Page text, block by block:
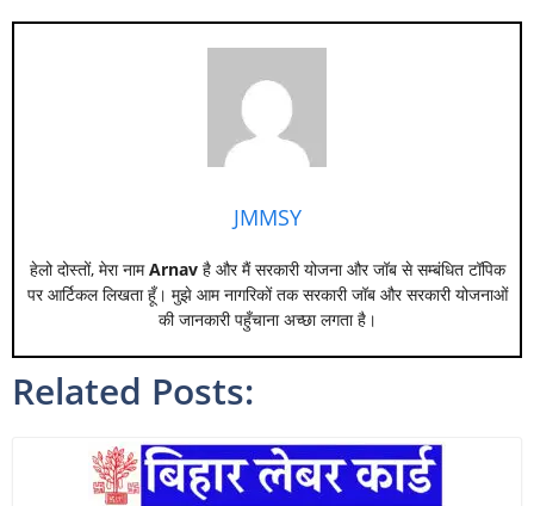
JMMSY
हेलो दोस्तों, मेरा नामArnavहै और मैं सरकारी योजना और जॉब से सम्बंधित टॉपिक
पर आर्टिकल लिखता हूँ। मुझे आम नागरिकों तक सरकारी जॉब और सरकारी योजनाओं
की जानकारी पहुँचाना अच्छा लगता है।
Related Posts: